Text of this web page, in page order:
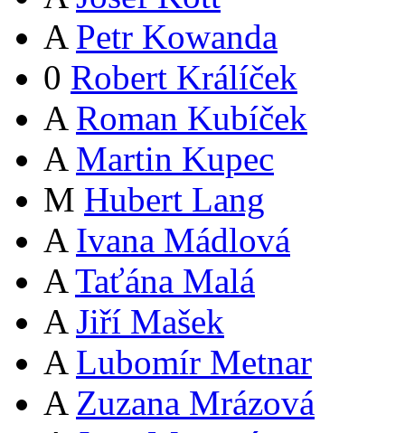
A Petr Kowanda
0 Robert Králíček
A Roman Kubíček
A Martin Kupec
M Hubert Lang
A Ivana Mádlová
A Taťána Malá
A Jiří Mašek
A Lubomír Metnar
A Zuzana Mrázová